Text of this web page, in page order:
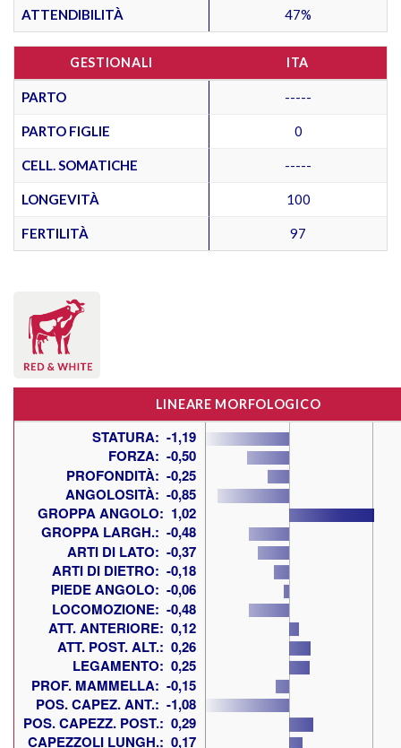
ATTENDIBILITÀ 47%
GESTIONALI ITA
PARTO -----
PARTO FIGLIE 0
CELL. SOMATICHE -----
LONGEVITÀ 100
FERTILITÀ 97
LINEARE MORFOLOGICO